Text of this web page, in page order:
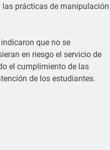
prácticas de manipulación
que no se
en riesgo el servicio de
el cumplimiento de las
de los estudiantes.